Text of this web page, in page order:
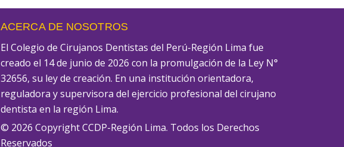
ACERCA DE NOSOTROS
El Colegio de Cirujanos Dentistas del Perú-Región Lima fue
creado el 14 de junio de 2026 con la promulgación de la Ley N°
32656, su ley de creación. En una institución orientadora,
reguladora y supervisora del ejercicio profesional del cirujano
dentista en la región Lima.
© 2026 Copyright CCDP-Región Lima. Todos los Derechos
Reservados